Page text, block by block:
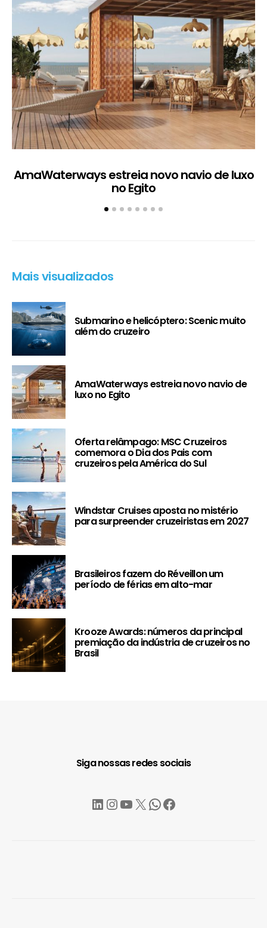
AmaWaterways estreia novo navio de luxo
no Egito
Mais visualizados
Submarino e helicóptero: Scenic muito
além do cruzeiro
AmaWaterways estreia novo navio de
luxo no Egito
Oferta relâmpago: MSC Cruzeiros
comemora o Dia dos Pais com
cruzeiros pela América do Sul
Windstar Cruises aposta no mistério
para surpreender cruzeiristas em 2027
Brasileiros fazem do Réveillon um
período de férias em alto-mar
Krooze Awards: números da principal
premiação da indústria de cruzeiros no
Brasil
Siga nossas redes sociais
LinkedIn
Instagram
YouTube
X WhatsApp
Facebook